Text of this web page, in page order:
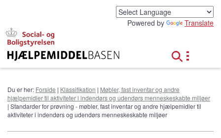
Powered by Translate
Du er her: Forside | Klassifikation | Møbler, fast inventar og andre
hjælpemidler til aktiviteter i indendørs og udendørs menneskeskabte miljøer
| Standarder for prøvning - møbler, fast inventar og andre hjælpemidler til
aktiviteter i indendørs og udendørs menneskeskabte miljøer